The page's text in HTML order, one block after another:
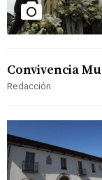
Convivencia
Redacción